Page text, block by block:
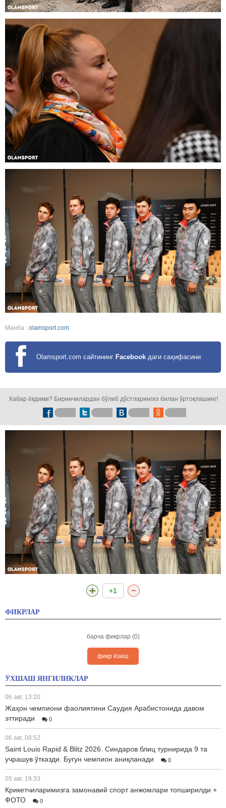
Манба : olamsport.com
Olamsport.com сайтининг Facebook даги саҳифасини
Хабар ёқдими? Биринчилардан бўлиб дўстларингиз билан ўртоқлашинг!
+1
ФИКРЛАР
барча фикрлар (0)
фикр ёзиш
ЎХШАШ ЯНГИЛИКЛАР
06 авг, 13:20
Жаҳон чемпиони фаолиятини Саудия Арабистонида давом
эттиради
0
06 авг, 08:52
Saint Louis Rapid & Blitz 2026. Синдаров блиц турнирида 9 та
учрашув ўтказди. Бугун чемпион аниқланади
0
05 авг, 19:33
Крикетчиларимизга замонавий спорт анжомлари топширилди +
ФОТО
0